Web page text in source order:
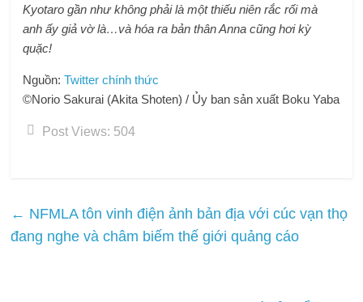
Kyotaro gần như không phải là một thiếu niên rắc rối mà
anh ấy giả vờ là…và hóa ra bản thân Anna cũng hơi kỳ
quặc!
Nguồn:Twitter chính thức
©Norio Sakurai (Akita Shoten) / Ủy ban sản xuất Boku Yaba
Post Views: 504
← NFMLA tôn vinh điện ảnh bản địa với cúc vạn thọ
đang nghe và châm biếm thế giới quảng cáo